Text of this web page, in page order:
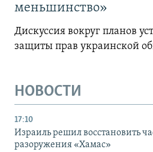
меньшинство»
Дискуссия вокруг планов
защиты прав украинской
НОВОСТИ
17:10
Израиль решил восстановить
разоружения «Хамас»